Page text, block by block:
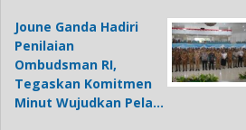
Joune Ganda Hadiri
Penilaian
Ombudsman RI,
Tegaskan Komitmen
Minut Wujudkan Pela…